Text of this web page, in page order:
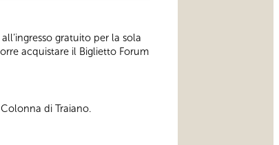
gratuito per la sola
acquistare il Biglietto Forum
di Traiano.